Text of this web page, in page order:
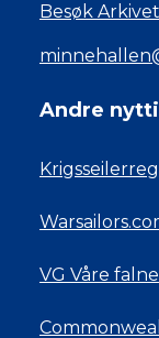
Besøk
Andre
VG Våre falne